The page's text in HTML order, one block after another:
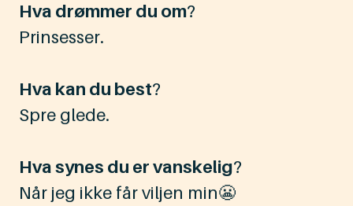
Hva drømmer du om?
Prinsesser.
Hva kan du best?
Spre glede.
Hva synes du er vanskelig?
Når jeg ikke får viljen min😬